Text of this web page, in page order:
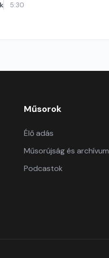
5:30
Műsorok
Élő adás
Műsorújság és archívum
Podcastok